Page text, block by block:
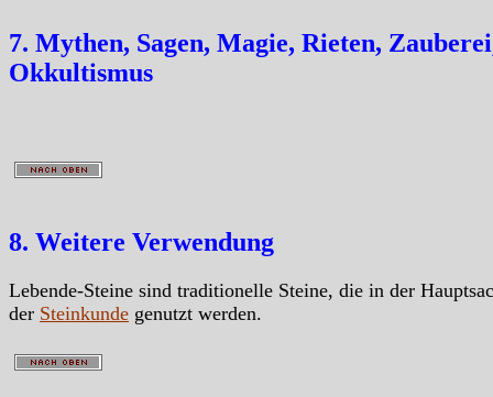
7. Mythen, Sagen, Magie, Rieten,
Okkultismus
8. Weitere Verwendung
Lebende-Steine sind traditionelle Steine, die in der
der Steinkunde genutzt werden.